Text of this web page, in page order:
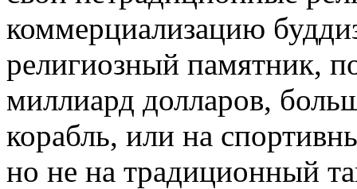
коммерциализацию
религиозный памятник,
миллиард долларов,
корабль, или на
но не на традиционный